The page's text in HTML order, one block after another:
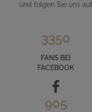
und folgen Sie uns
3350
FANS BEI
FACEBOOK
905